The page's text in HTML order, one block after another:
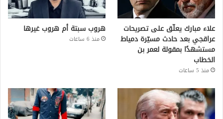
علاء مبارك يعلّق على تصريحات
عراقجي بعد حادث مسيّرة دمياط
مستشهدًا بمقولة لعمر بن
الخطاب
منذ 5 ساعات
هروب سبتة أم هروب غيرها
منذ 6 ساعات